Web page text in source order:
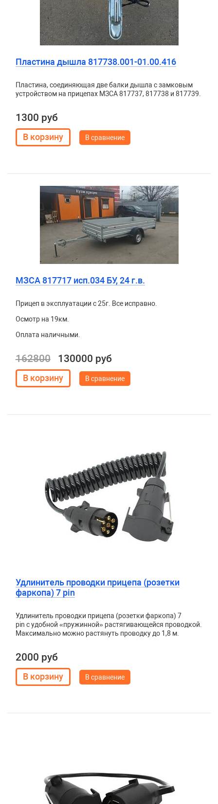
Пластина дышла 817738.001-01.00.416
Пластина, соединяющая две балки дышла с замковым
устройством на прицепах МЗСА 817737, 817738 и 817739.
1300 руб
В сравнение
МЗСА 817717 исп.034 БУ, 24 г.в.
Прицеп в эксплуатации с 25г. Все исправно.
Осмотр на 19км.
Оплата наличными.
162800 130000 руб
В сравнение
Удлинитель проводки прицепа (розетки
фаркопа) 7 pin
Удлинитель проводки прицепа (розетки фаркопа) 7
pin с удобной «пружинной» растягивающейся проводкой.
Максимально можно растянуть проводку до 1,8 м.
2000 руб
В сравнение